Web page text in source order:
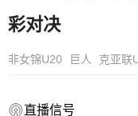
彩对决
非女锦U20 巨人 克亚联
直播信号